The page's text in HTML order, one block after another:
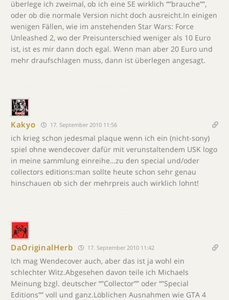
überlege ich zweimal, ob ich eine SE wirklich “”brauche””,
oder ob die normale Version nicht doch ausreicht.In einigen
wenigen Fällen, wie im anstehenden Star Wars: Force
Unleashed 2, wo der Preisunterschied weniger als 10 Euro
ist, ist es mir dann doch egal. Wenn man aber 20 Euro und
mehr draufschlagen muss, dann ist überlegen angesagt.
Kakyo 17. September 2010 11:56
ich krieg schon jedesmal plaque wenn ich ein (nicht-sony)
spiel ohne wendecover dafür mit verunstaltendem USK logo
in meine sammlung einreihe…zu den special und/oder
collectors editions:man sollte heute schon sehr genau
hinschauen ob sich der mehrpreis auch wirklich lohnt!
DaOriginalHerb 17. September 2010 11:42
Ich mag Wendecover auch, aber das ist ja wohl ein
schlechter Witz.Abgesehen davon teile ich Michaels
Meinung bzgl. deutscher “”Collector”” oder “”Special
Editions”” voll und ganz.Löblichen Ausnahmen wie GTA 4